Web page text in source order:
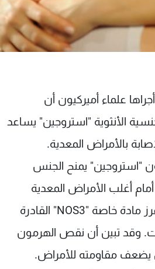
علماء أميركيون أن
الأنثوية "استروجين" يساعد
بالأمراض المعدية.
"استروجين" يمنح الجنس
أمام أغلب الأمراض المعدية
المنتشرة، وذلك لأنه يفرز مادة خاصة "NOS3" القادرة
وقد تبين أن نقص الهرمون
يضعف مقاومته للأمراض.
وظائف
تواصل معنا
شروط الإسـتخدام